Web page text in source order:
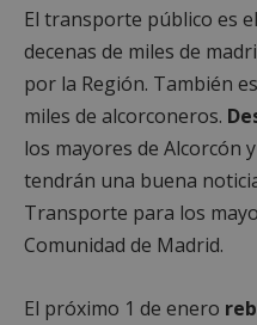
El transporte público es
decenas de miles de
por la Región. También
miles de alcorconeros.
los mayores de Alcorcón
tendrán una buena
Transporte para los
Comunidad de Madrid.
El próximo 1 de enero